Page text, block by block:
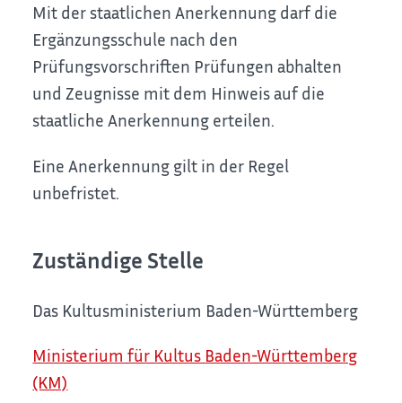
Mit der staatlichen Anerkennung darf die
Ergänzungsschule nach den
Prüfungsvorschriften Prüfungen abhalten
und Zeugnisse mit dem Hinweis auf die
staatliche Anerkennung erteilen.
Eine Anerkennung gilt in der Regel
unbefristet.
Zuständige Stelle
Das Kultusministerium Baden-Württemberg
Ministerium für Kultus Baden-Württemberg
(KM)